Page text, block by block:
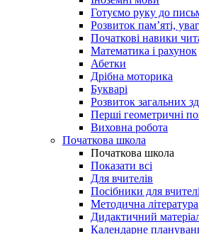
Готуємо руку до
Розвиток пам’яті,
Початкові навики
Математика і рахунок
Абетки
Дрібна моторика
Букварі
Розвиток загальних
Перші геометричні
Виховна робота
Початкова школа
Початкова школа
Показати всі
Для вчителів
Посібники для
Методична література
Дидактичний
Календарне